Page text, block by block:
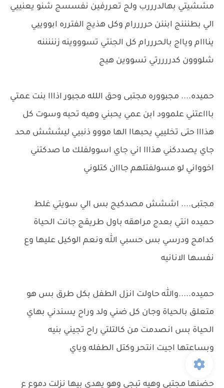
مششيتي بهالدرررب ولج تعررفين نفسسج شنو يعنييي
الي بطنننج ابننن حررررام وكل هذيج الفترره ابووييي
ينااام ويااج بالحرررام كل الجنتي تسوووينه زنننننه
شلووون كدررررتي تسووين هيج
حميده.... مجبووره مجتبى وحق اللله مجبور اذااا بنت عمتي
باااعتني علموود ابن عمي يحبني وهيه تحبه وسوت كل
هذااا حتى تخلييي يحبهاا الها مووو ذنبيي ليششش محد
جاي يصددكني هذااا اني جاي اسوولفلك ما صدكتني
اخوواني لو مسولفتلهم جااان كتلوني
مجتبى.... اششش مصدكيج بس الي سويتي غلط
حميده انتي بعدج مراهقه باول طريقج جانت الحياة
كدامج ودرسي بس حسبي الله ونعم الوكيل عليها وع
نفسها الانانيه
حميده.....والله حاولت انزل الطفل بكل طرق بس هو
متعلق بالحياة وجان كل ضني ولد وراح يسندني بهاي
الحياة بس انصدمت من كالتلتي راح تجيني بنيه
وبساعتها اجيت انتحر وكتل الطفله وياي
حضنها مجتبى وهيه تبجي وهو يهدي بيها نزلت دموع ع